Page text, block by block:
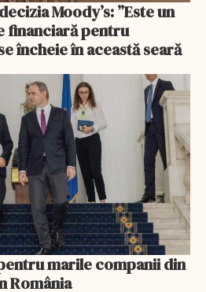
Moody’s: ”Este un
financiară pentru
încheie în această seară
marile companii din
România